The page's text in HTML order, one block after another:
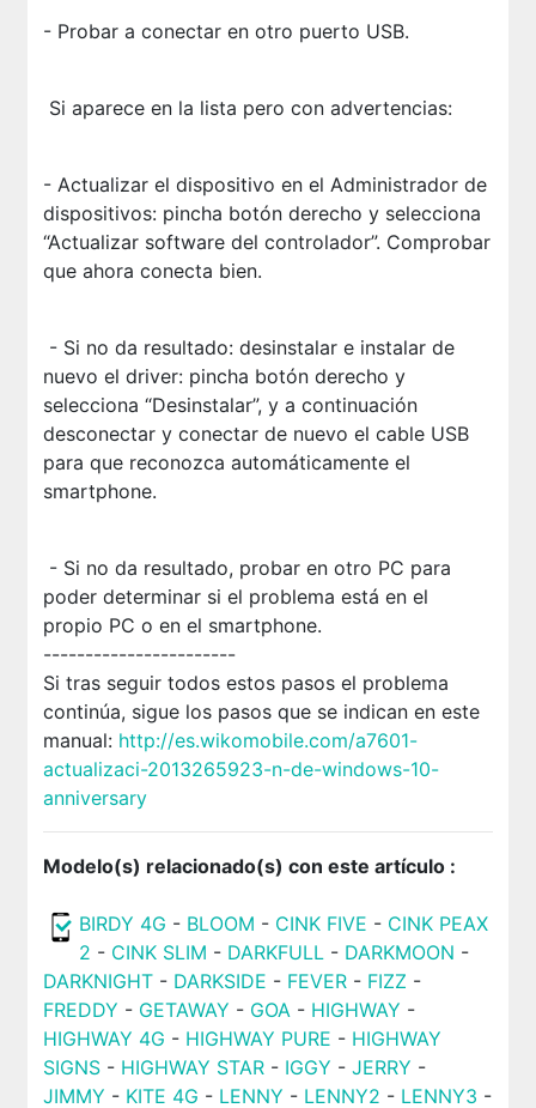
- Probar a conectar en otro puerto USB.
Si aparece en la lista pero con advertencias:
- Actualizar el dispositivo en el Administrador de
dispositivos: pincha botón derecho y selecciona
“Actualizar software del controlador”. Comprobar
que ahora conecta bien.
- Si no da resultado: desinstalar e instalar de
nuevo el driver: pincha botón derecho y
selecciona “Desinstalar”, y a continuación
desconectar y conectar de nuevo el cable USB
para que reconozca automáticamente el
smartphone.
- Si no da resultado, probar en otro PC para
poder determinar si el problema está en el
propio PC o en el smartphone.
-----------------------
Si tras seguir todos estos pasos el problema
continúa, sigue los pasos que se indican en este
manual: http://es.wikomobile.com/a7601-
actualizaci-2013265923-n-de-windows-10-
anniversary
Modelo(s) relacionado(s) con este artículo :
BIRDY 4G - BLOOM - CINK FIVE - CINK PEAX
2 - CINK SLIM - DARKFULL- DARKMOON -
DARKNIGHT- DARKSIDE - FEVER - FIZZ -
FREDDY - GETAWAY - GOA- HIGHWAY -
HIGHWAY 4G - HIGHWAY PURE - HIGHWAY
SIGNS- HIGHWAY STAR - IGGY - JERRY -
JIMMY - KITE 4G - LENNY - LENNY2 - LENNY3 -